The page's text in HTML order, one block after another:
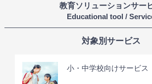
教育ソリューションサー
Educational tool /
対象別サービス
小・中学校向けサービス